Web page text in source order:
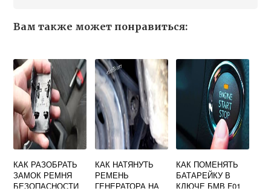
Вам также может понравиться:
КАК РАЗОБРАТЬ
ЗАМОК РЕМНЯ
БЕЗОПАСНОСТИ
КАК НАТЯНУТЬ
РЕМЕНЬ
ГЕНЕРАТОРА НА
КАК ПОМЕНЯТЬ
БАТАРЕЙКУ В
КЛЮЧЕ БМВ F01